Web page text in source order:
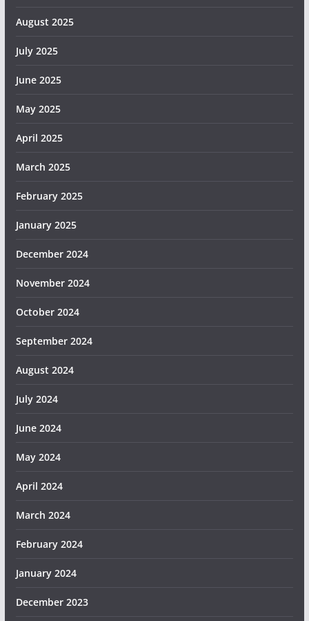
August 2025
July 2025
June 2025
May 2025
April 2025
March 2025
February 2025
January 2025
December 2024
November 2024
October 2024
September 2024
August 2024
July 2024
June 2024
May 2024
April 2024
March 2024
February 2024
January 2024
December 2023